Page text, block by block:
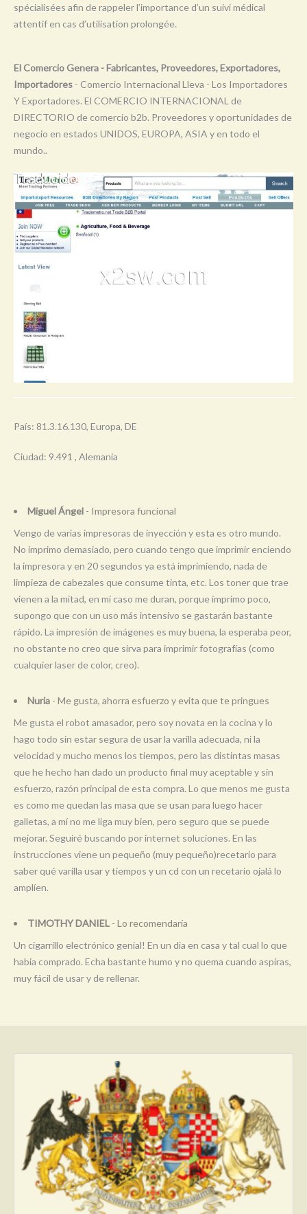
spécialisées afin de rappeler l’importance d’un suivi médical
attentif en cas d’utilisation prolongée.
El Comercio Genera - Fabricantes, Proveedores, Exportadores,
Importadores - Comercio Internacional Lleva - Los Importadores
Y Exportadores. El COMERCIO INTERNACIONAL de
DIRECTORIO de comercio b2b. Proveedores y oportunidades de
negocio en estados UNIDOS, EUROPA, ASIA y en todo el
mundo..
País: 81.3.16.130, Europa, DE
Ciudad: 9.491 , Alemania
Miguel Ángel - Impresora funcional
Vengo de varias impresoras de inyección y esta es otro mundo.
No imprimo demasiado, pero cuando tengo que imprimir enciendo
la impresora y en 20 segundos ya está imprimiendo, nada de
limpieza de cabezales que consume tinta, etc. Los toner que trae
vienen a la mitad, en mi caso me duran, porque imprimo poco,
supongo que con un uso más intensivo se gastarán bastante
rápido. La impresión de imágenes es muy buena, la esperaba peor,
no obstante no creo que sirva para imprimir fotografías (como
cualquier laser de color, creo).
Nuria - Me gusta, ahorra esfuerzo y evita que te pringues
Me gusta el robot amasador, pero soy novata en la cocina y lo
hago todo sin estar segura de usar la varilla adecuada, ni la
velocidad y mucho menos los tiempos, pero las distintas masas
que he hecho han dado un producto final muy aceptable y sin
esfuerzo, razón principal de esta compra. Lo que menos me gusta
es como me quedan las masa que se usan para luego hacer
galletas, a mí no me liga muy bien, pero seguro que se puede
mejorar. Seguiré buscando por internet soluciones. En las
instrucciones viene un pequeño (muy pequeño)recetario para
saber qué varilla usar y tiempos y un cd con un recetario ojalá lo
amplíen.
TIMOTHY DANIEL - Lo recomendaría
Un cigarrillo electrónico genial! En un dia en casa y tal cual lo que
habia comprado. Echa bastante humo y no quema cuando aspiras,
muy fácil de usar y de rellenar.